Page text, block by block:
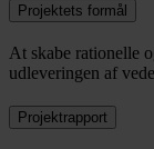
Projektets formål
At skabe rationelle
udleveringen af
Projektrapport